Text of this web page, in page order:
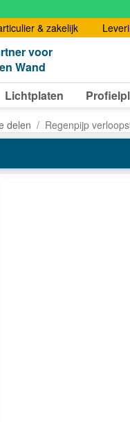
& zakelijk
voor
Wand
Lichtplaten
delen Regenpijp